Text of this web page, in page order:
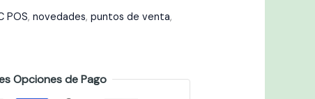
POS,novedades,puntos de venta,
Opciones de Pago